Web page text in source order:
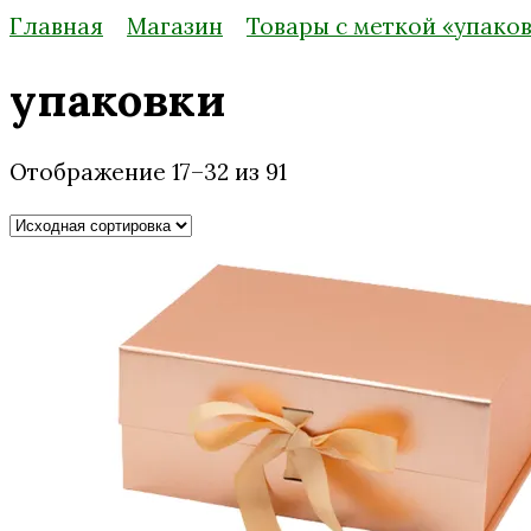
Главная Магазин Товары с меткой
упаковки
Отображение 17–32 из 91